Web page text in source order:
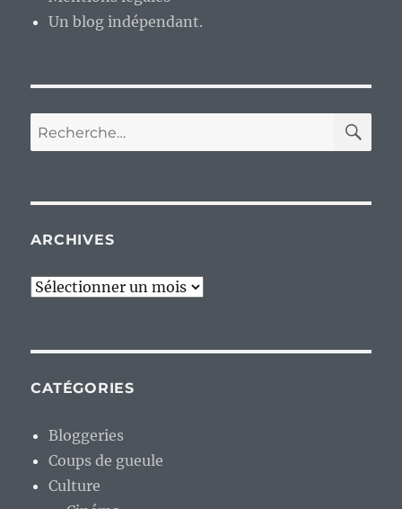
Un blog indépendant.
Recherche
pour :
ARCHIVES
Archives
CATÉGORIES
Bloggeries
Coups de gueule
Culture